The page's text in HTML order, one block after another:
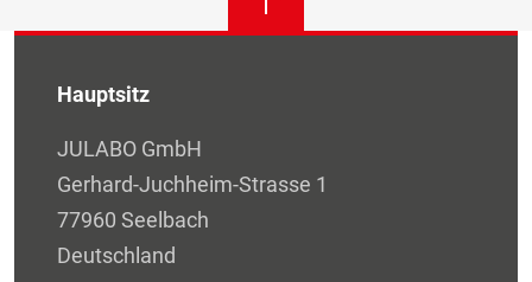
Hauptsitz
JULABO GmbH
Gerhard-Juchheim-Strasse 1
77960 Seelbach
Deutschland